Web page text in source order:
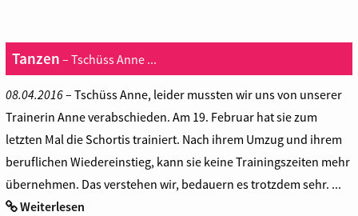
Tanzen – Tschüss Anne ...
08.04.2016– Tschüss Anne, leider mussten wir uns von unserer
Trainerin Anne verabschieden. Am 19. Februar hat sie zum
letzten Mal die Schortis trainiert. Nach ihrem Umzug und ihrem
beruflichen Wiedereinstieg, kann sie keine Trainingszeiten mehr
übernehmen. Das verstehen wir, bedauern es trotzdem sehr. ...
Weiterlesen